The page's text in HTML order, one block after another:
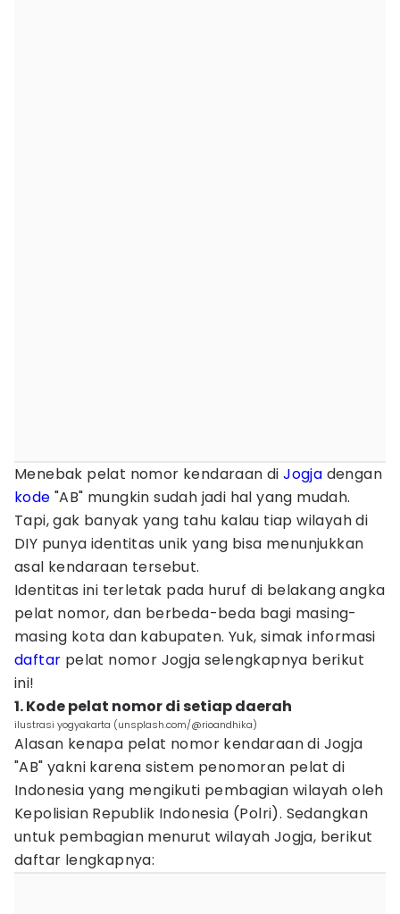
Menebak pelat nomor kendaraan diJogja dengan
kode "AB" mungkin sudah jadi hal yang mudah.
Tapi, gak banyak yang tahu kalau tiap wilayah di
DIY punya identitas unik yang bisa menunjukkan
asal kendaraan tersebut.
Identitas ini terletak pada huruf di belakang angka
pelat nomor, dan berbeda-beda bagi masing-
masing kota dan kabupaten. Yuk, simak informasi
daftar pelat nomor Jogja selengkapnya berikut
ini!
1. Kode pelat nomor di setiap daerah
ilustrasi yogyakarta (unsplash.com/@rioandhika)
Alasan kenapa pelat nomor kendaraan di Jogja
"AB" yakni karena sistem penomoran pelat di
Indonesia yang mengikuti pembagian wilayah oleh
Kepolisian Republik Indonesia (Polri). Sedangkan
untuk pembagian menurut wilayah Jogja, berikut
daftar lengkapnya: